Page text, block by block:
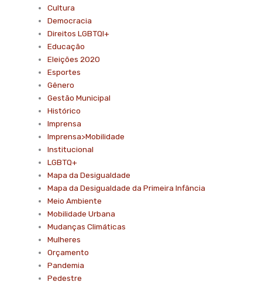
Cultura
Democracia
Direitos LGBTQI+
Educação
Eleições 2020
Esportes
Gênero
Gestão Municipal
Histórico
Imprensa
Imprensa>Mobilidade
Institucional
LGBTQ+
Mapa da Desigualdade
Mapa da Desigualdade da Primeira Infância
Meio Ambiente
Mobilidade Urbana
Mudanças Climáticas
Mulheres
Orçamento
Pandemia
Pedestre